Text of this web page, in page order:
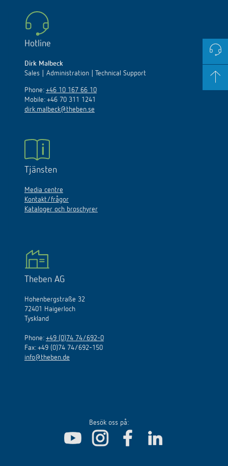
Hotline
Dirk Malbeck
Sales | Administration | Technical Support
Phone: +46 10 167 66 10
Mobile: +46 70 311 1241
dirk.malbeck@theben.se
Tjänsten
Media centre
Kontakt/frågor
Kataloger och broschyrer
Theben AG
Hohenbergstraße 32
72401 Haigerloch
Tyskland
Phone: +49 (0)74 74/692-0
Fax: +49 (0)74 74/692-150
info@theben.de
Besök oss på: